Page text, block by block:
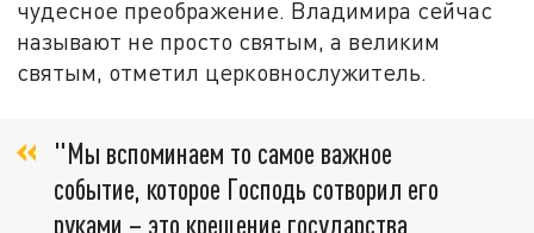
чудесное преображение. Владимира сейчас
называют не просто святым, а великим
святым, отметил церковнослужитель.
"Мы вспоминаем то самое важное
событие, которое Господь сотворил его
руками – это крещение государства,